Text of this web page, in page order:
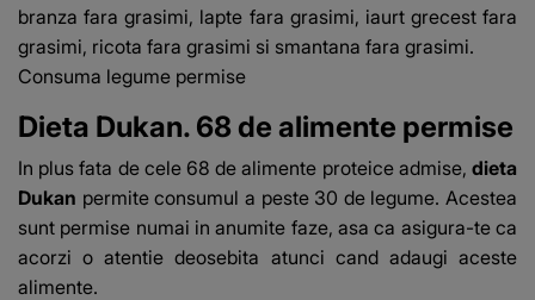
branza fara grasimi, lapte fara grasimi, iaurt grecest fara
grasimi, ricota fara grasimi si smantana fara grasimi.
Consuma legume permise
Dieta Dukan. 68 de alimente permise
In plus fata de cele 68 de alimente proteice admise, dieta
Dukan permite consumul a peste 30 de legume. Acestea
sunt permise numai in anumite faze, asa ca asigura-te ca
acorzi o atentie deosebita atunci cand adaugi aceste
alimente.